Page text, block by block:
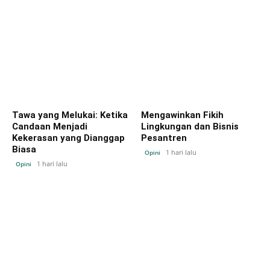
Tawa yang Melukai: Ketika
Candaan Menjadi
Kekerasan yang Dianggap
Biasa
Opini 1 hari lalu
Mengawinkan Fikih
Lingkungan dan Bisnis
Pesantren
Opini 1 hari lalu